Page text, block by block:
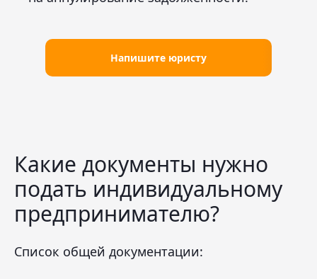
Напишите юристу
Какие документы нужно
подать индивидуальному
предпринимателю?
Список общей документации: